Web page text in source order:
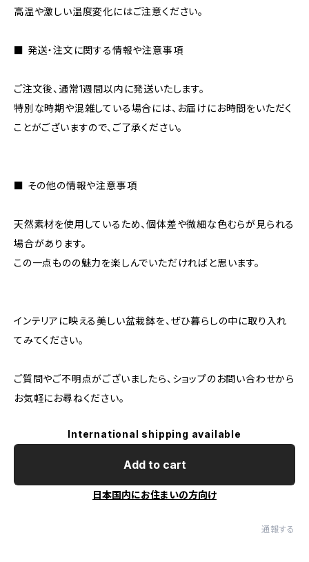
高温や激しい温度変化にはご注意ください。
■ 発送・注文に関する情報や注意事項
ご注文後、通常1週間以内に発送いたします。
特別な時期や混雑している場合には、お届けにお時間をいただく
ことがございますので、ご了承ください。
■ その他の情報や注意事項
天然素材を使用しているため、個体差や微細な色むらが見られる
場合があります。
この一点ものの魅力を楽しんでいただければと思います。
インテリアに映える美しい盆栽鉢を、ぜひ暮らしの中に取り入れ
てみてください。
ご質問やご不明点がございましたら、ショップのお問い合わせから
お気軽にお尋ねください。
International shipping available
Add to cart
日本国内にお住まいの方向け
通報する